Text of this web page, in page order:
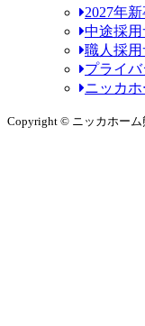
2027年
中途採用
職人採用
プライ
ニッカ
Copyright © ニッカホーム